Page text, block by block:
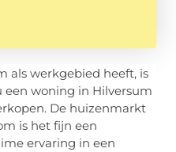
als werkgebied heeft, is
een woning in Hilversum
De huizenmarkt
is het fijn een
ervaring in een